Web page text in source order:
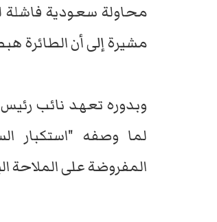
محاولة سعودية فاشلة
مشيرة إلى أن الطائرة
وبدوره تعهد نائب رئيس
لما وصفه "استكبار
المفروضة على الملاحة